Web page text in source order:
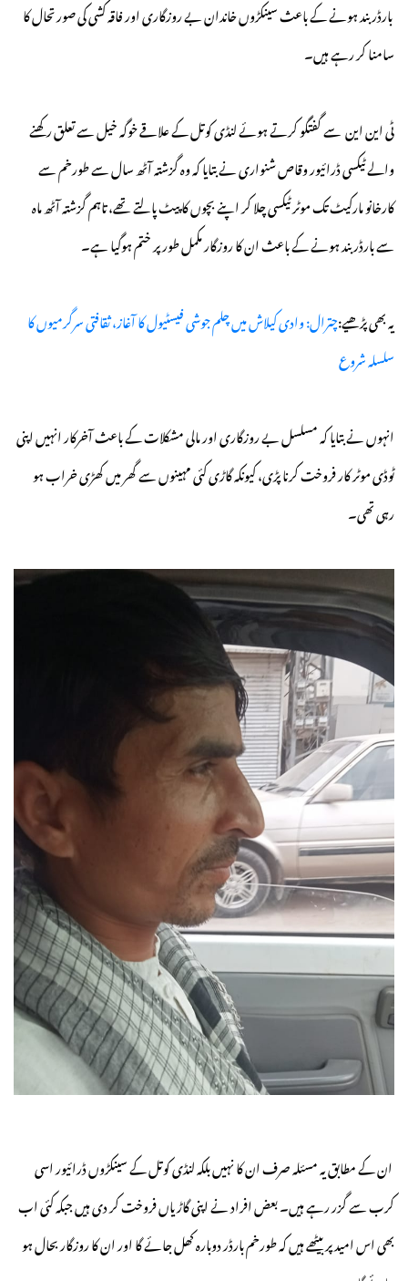
بارڈر بند ہونے کے باعث سینکڑوں خاندان بے روزگاری اور فاقہ کشی کی صورتحال کا
سامنا کر رہے ہیں۔
ٹی این این سے گفتگو کرتے ہوئے لنڈی کوتل کے علاقے خوگہ خیل سے تعلق رکھنے
والے ٹیکسی ڈرائیور وقاص شنواری نے بتایا کہ وہ گزشتہ آٹھ سال سے طورخم سے
کارخانو مارکیٹ تک موٹر ٹیکسی چلا کر اپنے بچوں کا پیٹ پالتے تھے، تاہم گزشتہ آٹھ ماہ
سے بارڈر بند ہونے کے باعث ان کا روزگار مکمل طور پر ختم ہوگیا ہے۔
یہ بھی پڑھیے:چترال: وادی کیلاش میں چلم جوشی فیسٹیول کا آغاز، ثقافتی سرگرمیوں کا
سلسلہ شروع
انہوں نے بتایا کہ مسلسل بے روزگاری اور مالی مشکلات کے باعث آخرکار انہیں اپنی
ٹوڈی موٹر کار فروخت کرنا پڑی، کیونکہ گاڑی کئی مہینوں سے گھر میں کھڑی خراب ہو
رہی تھی۔
ان کے مطابق یہ مسئلہ صرف ان کا نہیں بلکہ لنڈی کوتل کے سینکڑوں ڈرائیور اسی
کرب سے گزر رہے ہیں۔ بعض افراد نے اپنی گاڑیاں فروخت کر دی ہیں جبکہ کئی اب
بھی اس امید پر بیٹھے ہیں کہ طورخم بارڈر دوبارہ کھل جائے گا اور ان کا روزگار بحال ہو